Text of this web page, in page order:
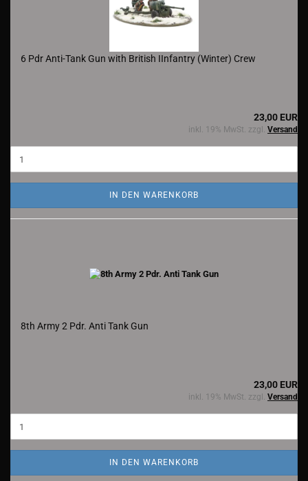
6 Pdr Anti-Tank Gun with British IInfantry (Winter) Crew
23,00 EUR
inkl. 19% MwSt. zzgl. Versand
IN DEN WARENKORB
8th Army 2 Pdr. Anti Tank Gun
23,00 EUR
inkl. 19% MwSt. zzgl. Versand
IN DEN WARENKORB